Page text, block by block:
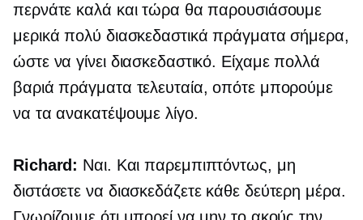
περνάτε καλά και τώρα θα παρουσιάσουμε
μερικά πολύ διασκεδαστικά πράγματα σήμερα,
ώστε να γίνει διασκεδαστικό. Είχαμε πολλά
βαριά πράγματα τελευταία, οπότε μπορούμε
να τα ανακατέψουμε λίγο.
Richard: Ναι. Και παρεμπιπτόντως, μη
διστάσετε να διασκεδάζετε κάθε δεύτερη μέρα.